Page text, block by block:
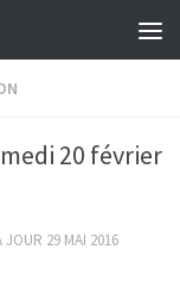
20 février
JOUR 29 MAI 2016